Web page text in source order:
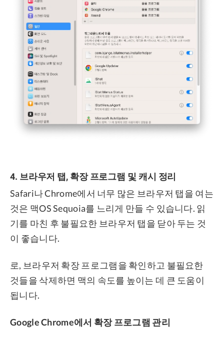
4. 브라우저 탭, 확장 프로그램 및 캐시 정리
Safari나 Chrome에서 너무 많은 브라우저 탭을 여는
것은 맥OS Sequoia를 느리게 만들 수 있습니다. 읽
기를 마친 후 불필요한 브라우저 탭을 닫아 두는 것
이 좋습니다.
로, 브라우저 확장 프로그램을 확인하고 불필요한
것들을 삭제하면 맥의 속도를 높이는 데 큰 도움이
됩니다.
Google Chrome에서 확장 프로그램 관리